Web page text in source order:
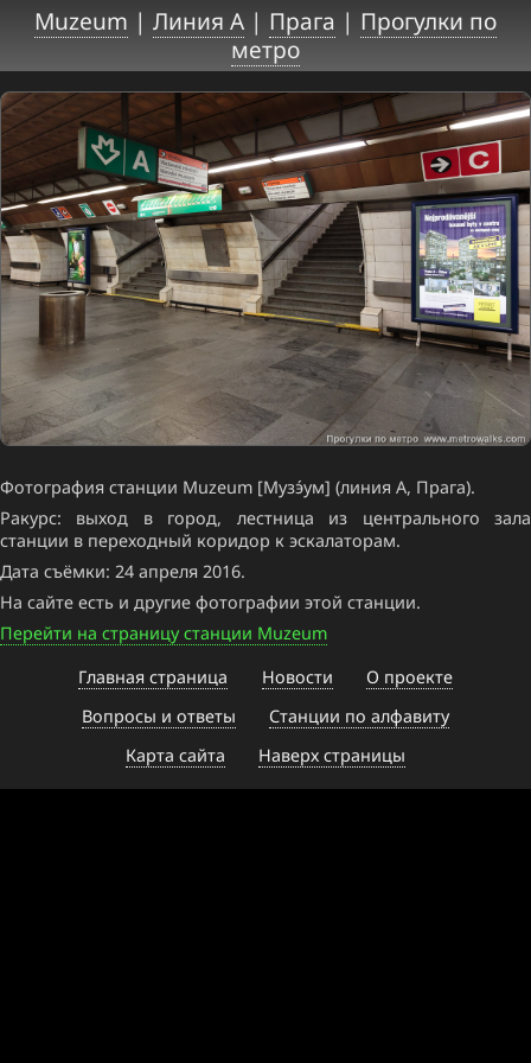
Muzeum | Линия A | Прага | Прогулки по
метро
Фотография станции Muzeum [Музэ́ум] (линия A, Прага).
Ракурс: выход в город, лестница из центрального зала
станции в переходный коридор к эскалаторам.
Дата съёмки: 24 апреля 2016.
На сайте есть и другие фотографии этой станции.
Перейти на страницу станции Muzeum
Главная страница
Новости
О проекте
Вопросы и ответы
Станции по алфавиту
Карта сайта
Наверх страницы